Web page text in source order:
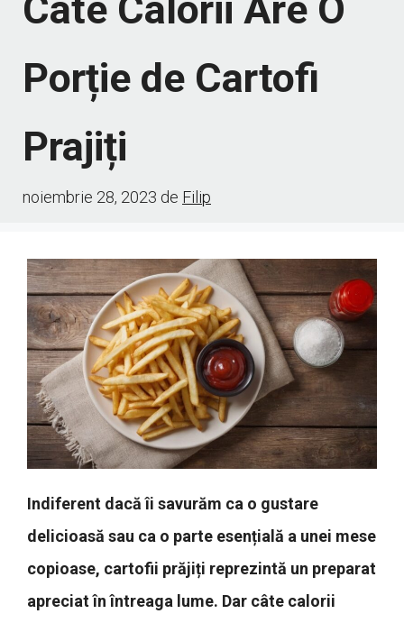
Porție de Cartofi
Prajiți
noiembrie 28, 2023 de Filip
Indiferent dacă îi savurăm ca o gustare
delicioasă sau ca o parte esențială a unei mese
copioase, cartofii prăjiți reprezintă un preparat
apreciat în întreaga lume. Dar câte calorii